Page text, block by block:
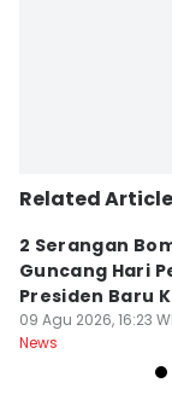
Related
2 Serangan
Guncang Hari
Presiden Baru
09 Agu 2026, 16:23
News